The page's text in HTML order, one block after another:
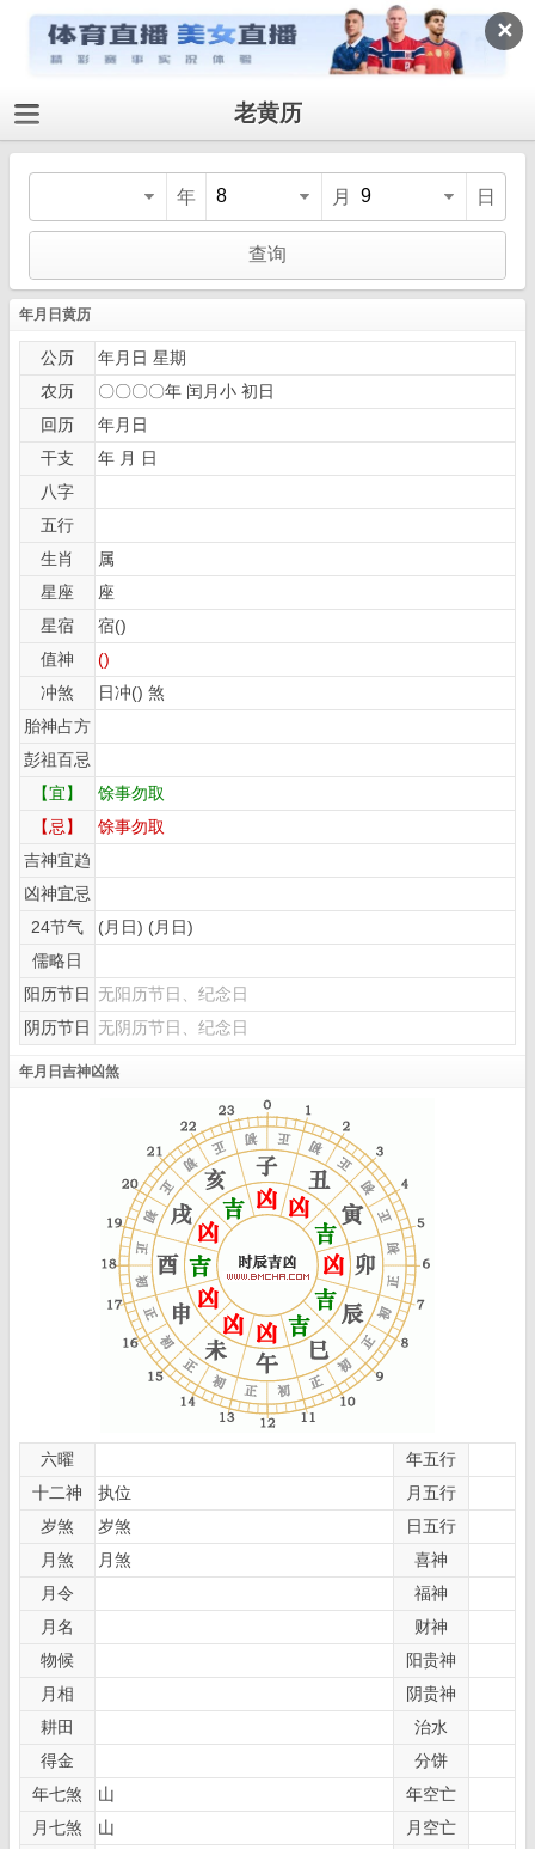
✕
老黄历
年 月 日
年月日黄历
公历
年月日 星期
农历
〇〇〇〇年 闰月小 初日
回历
年月日
干支
年 月 日
八字
五行
生肖
属
星座
座
星宿
宿()
值神
()
冲煞
日冲() 煞
胎神占方
彭祖百忌
【宜】
馀事勿取
【忌】
馀事勿取
吉神宜趋
凶神宜忌
24节气
(月日) (月日)
儒略日
阳历节日 无阳历节日、纪念日
阴历节日 无阴历节日、纪念日
年月日吉神凶煞
六曜
年五行
十二神
执位
月五行
岁煞
岁煞
日五行
月煞
月煞
喜神
月令
福神
月名
财神
物候
阳贵神
月相
阴贵神
耕田
治水
得金
分饼
年七煞
山
年空亡
月七煞
山
月空亡